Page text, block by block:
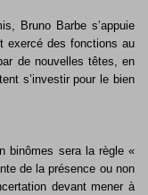
Bruno Barbe s’appuie
exercé des fonctions au
de nouvelles têtes, en
s’investir pour le bien
binômes sera la règle «
de la présence ou non
devant mener à